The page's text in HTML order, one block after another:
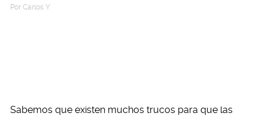
Por Carlos Y
Sabemos que existen muchos trucos para que las